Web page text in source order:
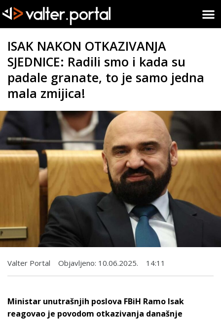
ISAK NAKON OTKAZIVANJA
SJEDNICE: Radili smo i kada su
padale granate, to je samo jedna
mala zmijica!
Valter Portal Objavljeno: 10.06.2025. 14:11
Ministar unutrašnjih poslova FBiH Ramo Isak
reagovao je povodom otkazivanja današnje